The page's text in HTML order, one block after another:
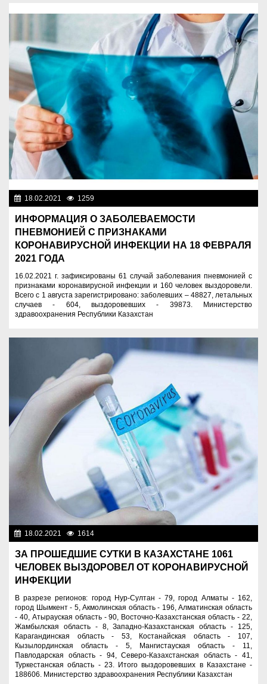
18.02.2021 1259
ИНФОРМАЦИЯ О ЗАБОЛЕВАЕМОСТИ
ПНЕВМОНИЕЙ С ПРИЗНАКАМИ
КОРОНАВИРУСНОЙ ИНФЕКЦИИ НА 18 ФЕВРАЛЯ
2021 ГОДА
16.02.2021 г. зафиксированы 61 случай заболевания пневмонией с
признаками коронавирусной инфекции и 160 человек выздоровели.
Всего с 1 августа зарегистрировано: заболевших – 48827, летальных
случаев - 604, выздоровевших - 39873. Министерство
здравоохранения Республики Казахстан
18.02.2021 1614
ЗА ПРОШЕДШИЕ СУТКИ В КАЗАХСТАНЕ 1061
ЧЕЛОВЕК ВЫЗДОРОВЕЛ ОТ КОРОНАВИРУСНОЙ
ИНФЕКЦИИ
В разрезе регионов: город Нур-Султан - 79, город Алматы - 162,
город Шымкент - 5, Акмолинская область - 196, Алматинская область
- 40, Атырауская область - 90, Восточно-Казахстанская область - 22,
Жамбылская область - 8, Западно-Казахстанская область - 125,
Карагандинская область - 53, Костанайская область - 107,
Кызылординская область - 5, Мангистауская область - 11,
Павлодарская область - 94, Северо-Казахстанская область - 41,
Туркестанская область - 23. Итого выздоровевших в Казахстане -
188606. Министерство здравоохранения Республики Казахстан